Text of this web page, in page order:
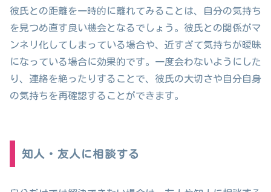
彼氏との距離を一時的に離れてみることは、自分の気持ち
を見つめ直す良い機会となるでしょう。彼氏との関係がマ
ンネリ化してしまっている場合や、近すぎて気持ちが曖昧
になっている場合に効果的です。一度会わないようにした
り、連絡を絶ったりすることで、彼氏の大切さや自分自身
の気持ちを再確認することができます。
知人・友人に相談する